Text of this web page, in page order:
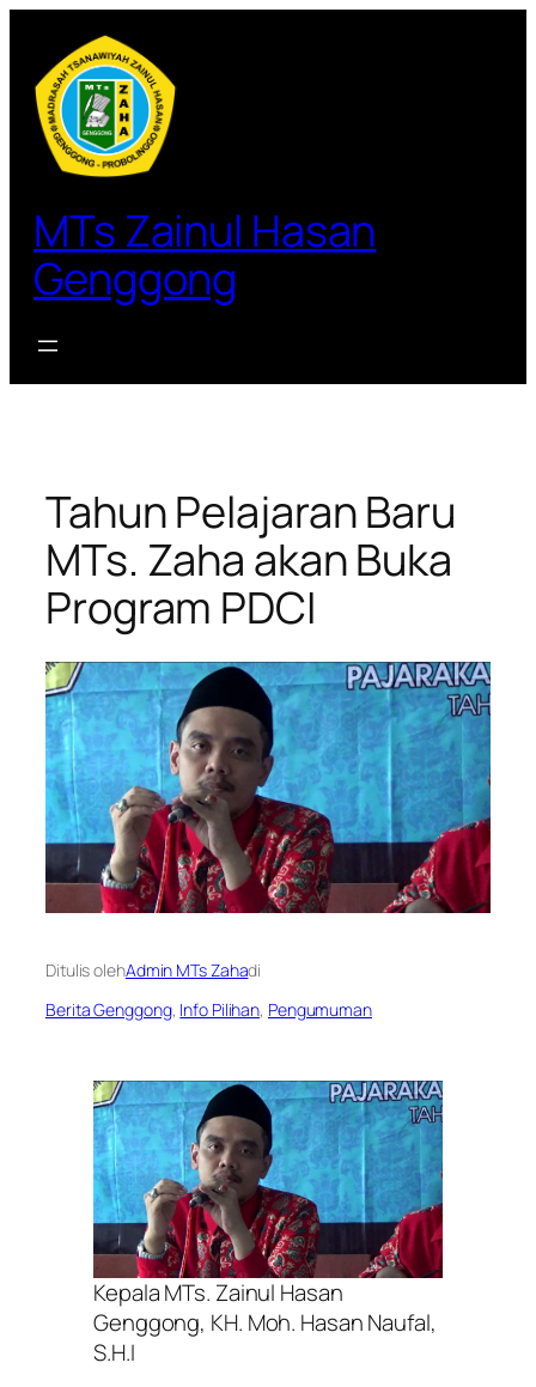
konten
MTs Zainul Hasan
Genggong
Tahun Pelajaran Baru
MTs. Zaha akan Buka
Program PDCI
Ditulis olehAdmin MTs Zahadi
Berita Genggong, Info Pilihan, Pengumuman
Kepala MTs. Zainul Hasan
Genggong, KH. Moh. Hasan Naufal,
S.H.I